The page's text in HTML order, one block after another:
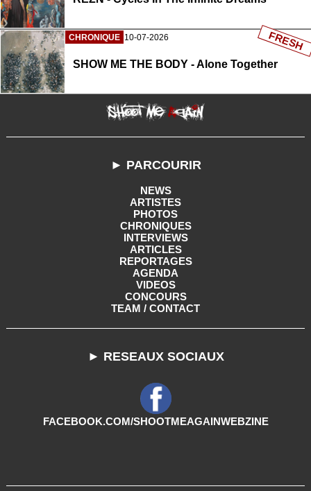
CHRONIQUE 10-07-2026
SHOW ME THE BODY - Alone Together
FRESH
► PARCOURIR
NEWS
ARTISTES
PHOTOS
CHRONIQUES
INTERVIEWS
ARTICLES
REPORTAGES
AGENDA
VIDEOS
CONCOURS
TEAM / CONTACT
► RESEAUX SOCIAUX
FACEBOOK.COM/SHOOTMEAGAINWEBZINE